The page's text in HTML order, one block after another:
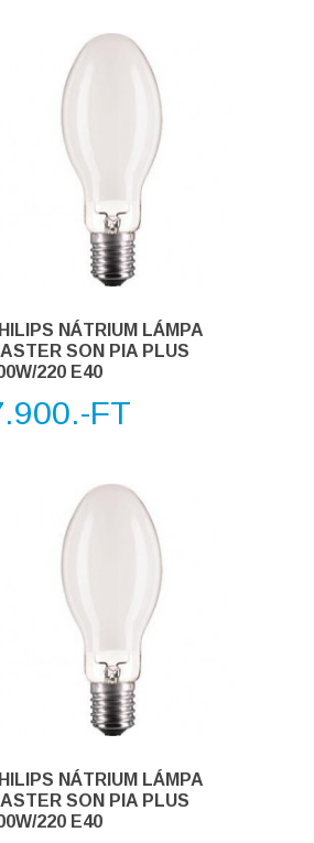
NÁTRIUM LÁMPA
SON PIA PLUS
220 E40
FT
NÁTRIUM LÁMPA
SON PIA PLUS
220 E40